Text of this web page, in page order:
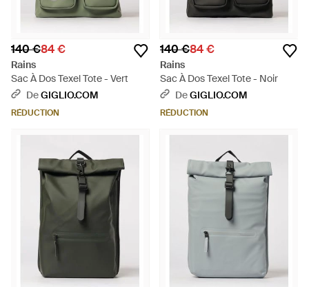
140 €84 €
Rains
Sac À Dos Texel Tote - Vert
DeGIGLIO.COM
RÉDUCTION
140 €84 €
Rains
Sac À Dos Texel Tote - Noir
DeGIGLIO.COM
RÉDUCTION